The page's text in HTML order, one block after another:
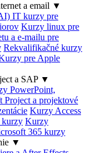
a email ▼
IT kurzy pre
Kurzy linux pre
a e-mailu pre
Rekvalifikačné kurzy
pre Apple
a SAP ▼
PowerPoint,
a projektové
Kurzy Access
Kurzy
365 kurzy
▼